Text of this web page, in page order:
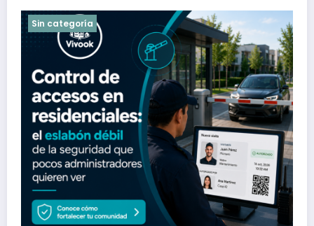
Sin categoría